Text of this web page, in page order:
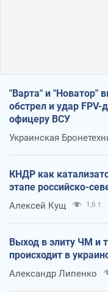
"Варта" и "Новатор"
обстрел и удар
офицеру ВСУ
Украинская
КНДР как
этапе российско-
Алексей Кущ 1,6 т.
Выход в элиту ЧМ и
происходит в
Александр Липенко